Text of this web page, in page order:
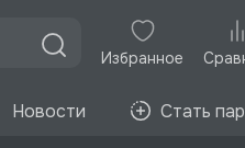
Избранное
Новости Стать